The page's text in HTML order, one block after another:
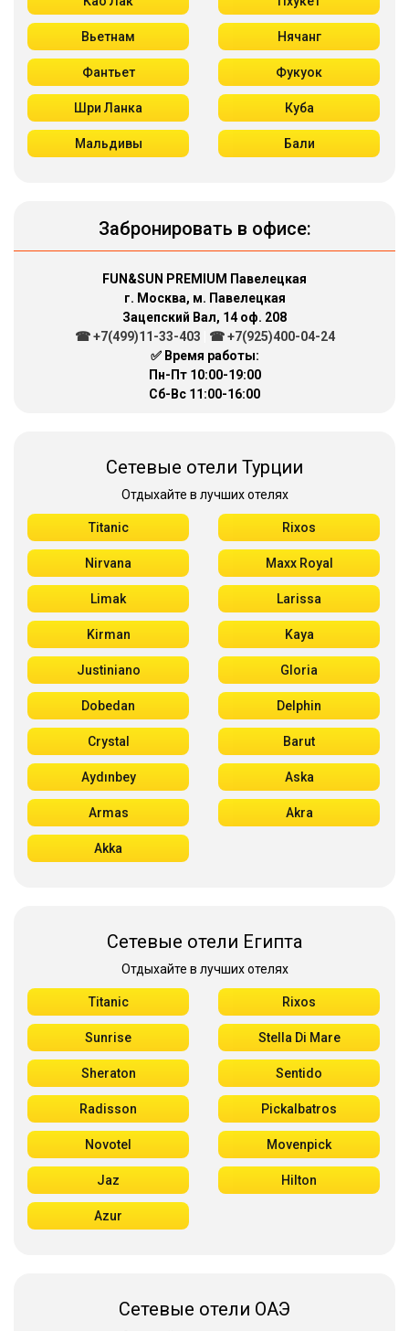
Вьетнам Нячанг
Фантьет Фукуок
Шри Ланка Куба
Мальдивы Бали
Забронировать в офисе:
FUN&SUN PREMIUM Павелецкая
г. Москва, м. Павелецкая
Зацепский Вал, 14 оф. 208
☎ +7(499)11-33-403
☎ +7(925)400-04-24
✅ Время работы:
Пн-Пт 10:00-19:00
Сб-Вс 11:00-16:00
Сетевые отели Турции
Отдыхайте в лучших отелях
Titanic Rixos
Nirvana Maxx Royal
Limak Larissa
Kirman Kaya
Justiniano Gloria
Dobedan Delphin
Crystal Barut
Aydınbey Aska
Armas Akra
Akka
Сетевые отели Египта
Отдыхайте в лучших отелях
Titanic Rixos
Sunrise Stella Di Mare
Sheraton Sentido
Radisson Pickalbatros
Novotel Movenpick
Jaz Hilton
Azur
Сетевые отели ОАЭ